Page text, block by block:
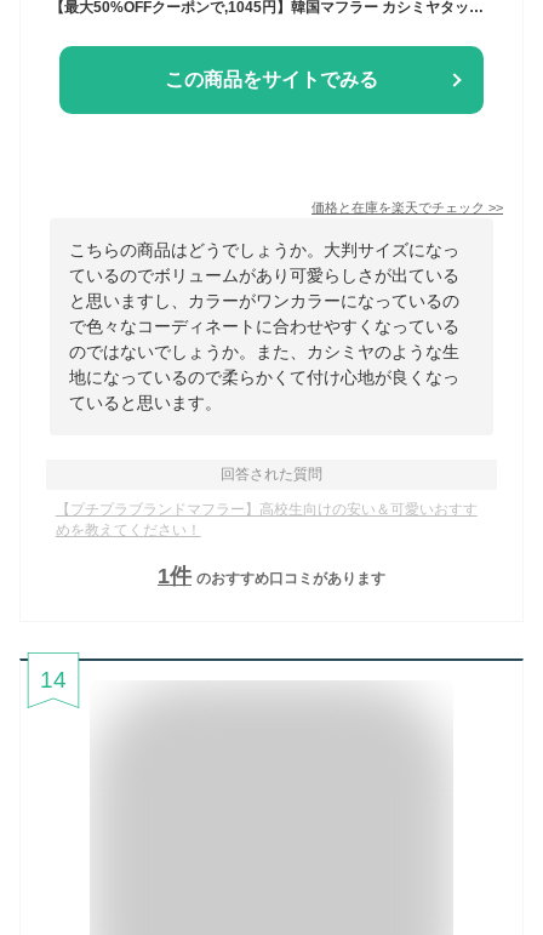
この商品をサイトでみる
価格と在庫を楽天でチェック >>
こちらの商品はどうでしょうか。大判サイズになっ
ているのでボリュームがあり可愛らしさが出ている
と思いますし、カラーがワンカラーになっているの
で色々なコーディネートに合わせやすくなっている
のではないでしょうか。また、カシミヤのような生
地になっているので柔らかくて付け心地が良くなっ
ていると思います。
回答された質問
【プチプラブランドマフラー】高校生向けの安い＆可愛いおすす
めを教えてください！
1件 のおすすめ口コミがあります
14